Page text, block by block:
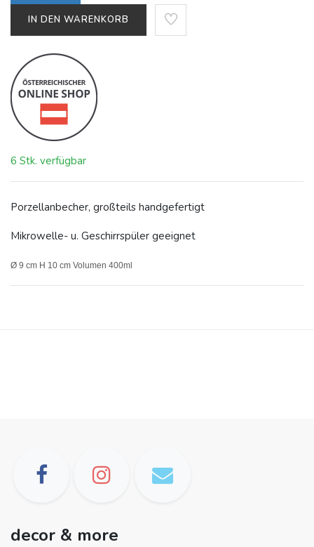
IN DEN WARENKORB
6 Stk. verfügbar
Porzellanbecher, großteils handgefertigt
Mikrowelle- u. Geschirrspüler geeignet
Ø 9 cm H 10 cm Volumen 400ml
decor & more